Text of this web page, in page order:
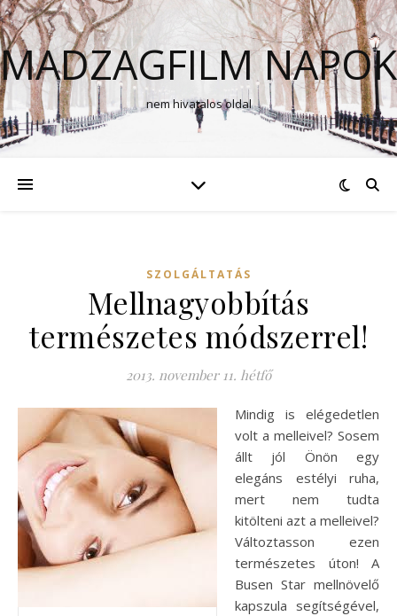
MADZAGFILM NAPOK
nem hivatalos oldal
SZOLGÁLTATÁS
Mellnagyobbítás
természetes módszerrel!
2013. november 11. hétfő
Mindig is elégedetlen
volt a melleivel? Sosem
állt jól Önön egy
elegáns estélyi ruha,
mert nem tudta
kitölteni azt a melleivel?
Változtasson ezen
természetes úton! A
Busen Star mellnövelő
kapszula segítségével,